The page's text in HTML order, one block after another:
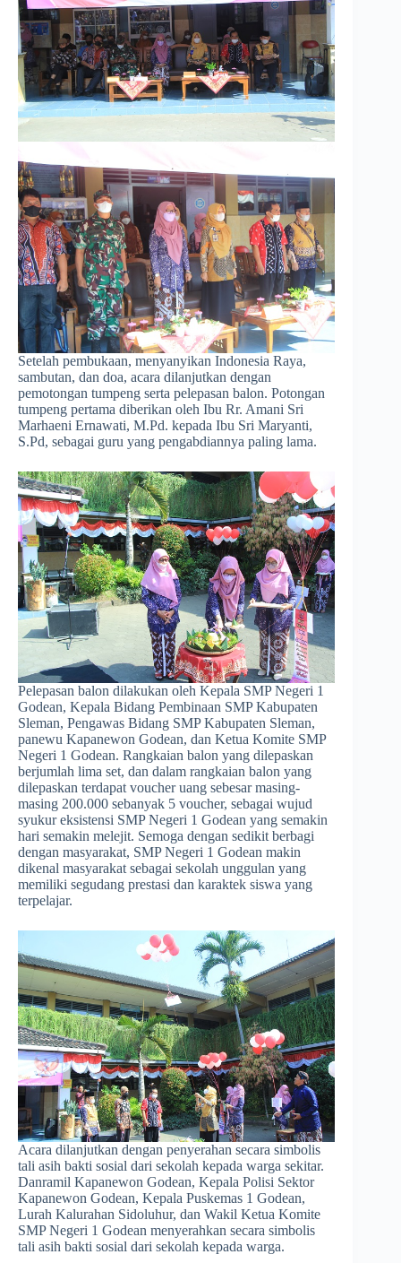
Setelah pembukaan, menyanyikan Indonesia Raya,
sambutan, dan doa, acara dilanjutkan dengan
pemotongan tumpeng serta pelepasan balon. Potongan
tumpeng pertama diberikan oleh Ibu Rr. Amani Sri
Marhaeni Ernawati, M.Pd. kepada Ibu Sri Maryanti,
S.Pd, sebagai guru yang pengabdiannya paling lama.
Pelepasan balon dilakukan oleh Kepala SMP Negeri 1
Godean, Kepala Bidang Pembinaan SMP Kabupaten
Sleman, Pengawas Bidang SMP Kabupaten Sleman,
panewu Kapanewon Godean, dan Ketua Komite SMP
Negeri 1 Godean. Rangkaian balon yang dilepaskan
berjumlah lima set, dan dalam rangkaian balon yang
dilepaskan terdapat voucher uang sebesar masing-
masing 200.000 sebanyak 5 voucher, sebagai wujud
syukur eksistensi SMP Negeri 1 Godean yang semakin
hari semakin melejit. Semoga dengan sedikit berbagi
dengan masyarakat, SMP Negeri 1 Godean makin
dikenal masyarakat sebagai sekolah unggulan yang
memiliki segudang prestasi dan karaktek siswa yang
terpelajar.
Acara dilanjutkan dengan penyerahan secara simbolis
tali asih bakti sosial dari sekolah kepada warga sekitar.
Danramil Kapanewon Godean, Kepala Polisi Sektor
Kapanewon Godean, Kepala Puskemas 1 Godean,
Lurah Kalurahan Sidoluhur, dan Wakil Ketua Komite
SMP Negeri 1 Godean menyerahkan secara simbolis
tali asih bakti sosial dari sekolah kepada warga.